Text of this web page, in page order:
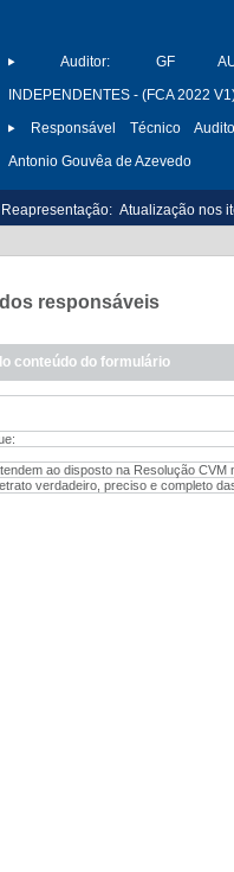
Auditor:
GF
INDEPENDENTES - (FCA 2022
Responsável Técnico
Antonio Gouvêa de Azevedo
Atualização nos